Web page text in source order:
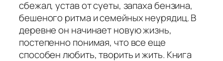
сбежал, устав от суеты, запаха бензина,
бешеного ритма и семейных неурядиц. В
деревне он начинает новую жизнь,
постепенно понимая, что все еще
способен любить, творить и жить. Книга